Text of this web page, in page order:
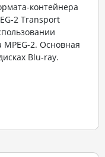
контейнера
2 Transport
MPEG-2. Основная
Blu-ray.